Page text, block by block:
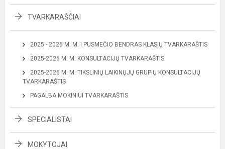
TVARKARAŠČIAI
2025 - 2026 M. M. I PUSMEČIO BENDRAS KLASIŲ TVARKARAŠTIS
2025-2026 M. M. KONSULTACIJŲ TVARKARAŠTIS
2025-2026 M. M. TIKSLINIŲ LAIKINŲJŲ GRUPIŲ KONSULTACIJŲ
TVARKARAŠTIS
PAGALBA MOKINIUI TVARKARAŠTIS
SPECIALISTAI
MOKYTOJAI